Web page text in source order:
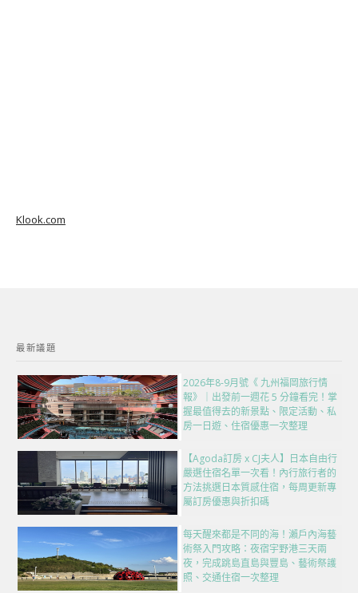
Klook.com
最新議題
2026年8-9月號《 九州福岡旅行情
報》｜出發前一週花 5 分鐘看完！掌
握最值得去的新景點、限定活動、私
房一日遊、住宿優惠一次整理
【Agoda訂房 x CJ夫人】日本自由行
嚴選住宿名單一次看！內行旅行者的
方法挑選日本質感住宿，每周更新專
屬訂房優惠與折扣碼
每天醒來都是不同的海！瀨戶內海藝
術祭入門攻略：夜宿宇野港三天兩
夜，完成跳島直島與豐島、藝術祭護
照、交通住宿一次整理